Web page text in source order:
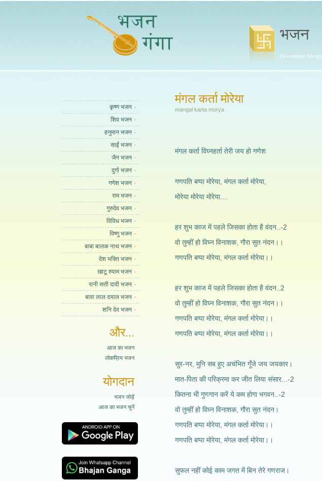
भजन
Devotional Songs
कृष्ण भजन
शिव भजन
हनुमान भजन
साईं भजन
जैन भजन
दुर्गा भजन
गणेश भजन
राम भजन
गुरुदेव भजन
विविध भजन
विष्णु भजन
बाबा बालक नाथ भजन
देश भक्ति भजन
खाटू श्याम भजन
रानी सती दादी भजन
बावा लाल दयाल भजन
शनि देव भजन
और...
आज का भजन
लोकप्रिय भजन
योगदान
भजन जोड़ें
आज का भजन चुनें
मंगल कर्ता मोरेया
mangal karta morya
मंगल कर्ता विघ्नहर्ता तेरी जय हो गणेश
गणपति बप्पा मोरेया, मंगल कर्ता मोरेया,
मोरेया मोरेया मोरेया....
हर शुभ काज में पहले जिसका होता है वंदन..-2
वो तुम्हीं हो विघ्न विनाशक, गौरा सुत नंदन।।
गणपति बप्पा मोरेया, मंगल कर्ता मोरेया।।
हर शुभ काज में पहले जिसका होता है वंदन..2
वो तुम्हीं हो विघ्न विनाशक, गौरा सुत नंदन।।
गणपति बप्पा मोरेया, मंगल कर्ता मोरेया।।
गणपति बप्पा मोरेया, मंगल कर्ता मोरेया।।
सुर-नर, मुनि सब हुए अचंभित गूँजे जय जयकार।
मात-पिता की परिक्रमा कर जीत लिया संसार...-2
कितना भी गुणगान करें ये कम होगा भगवन..-2
वो तुम्हीं हो विघ्न विनाशक, गौरा सुत नंदन।
गणपति बप्पा मोरेया, मंगल कर्ता मोरेया।।
गणपति बप्पा मोरेया, मंगल कर्ता मोरेया।।
सुफल नहीं कोई काम जगत में बिन तेरे गणराज।